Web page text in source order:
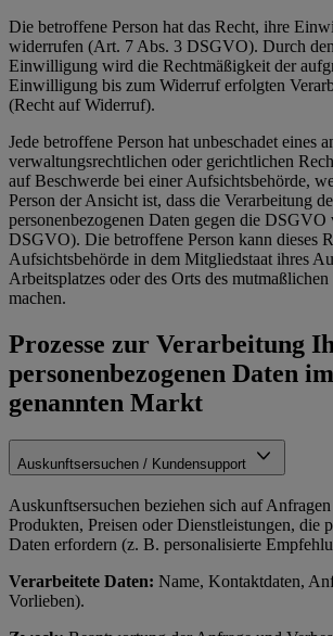
Die betroffene Person hat das Recht, ihre
widerrufen (Art. 7 Abs. 3 DSGVO). Durch
Einwilligung wird die Rechtmäßigkeit der
Einwilligung bis zum Widerruf erfolgten
(Recht auf Widerruf).
Jede betroffene Person hat unbeschadet eines
verwaltungsrechtlichen oder gerichtlichen
auf Beschwerde bei einer Aufsichtsbehörde,
Person der Ansicht ist, dass die Verarbeitung
personenbezogenen Daten gegen die
DSGVO). Die betroffene Person kann dieses
Aufsichtsbehörde in dem Mitgliedstaat ihres
Arbeitsplatzes oder des Orts des mutmaßlichen
machen.
Prozesse zur Verarbeitung
personenbezogenen Daten
genannten Markt
Auskunftsersuchen / Kundensupport
Auskunftsersuchen beziehen sich auf
Produkten, Preisen oder Dienstleistungen, die
Daten erfordern (z. B. personalisierte
Verarbeitete Daten: Name, Kontaktdaten,
Vorlieben).